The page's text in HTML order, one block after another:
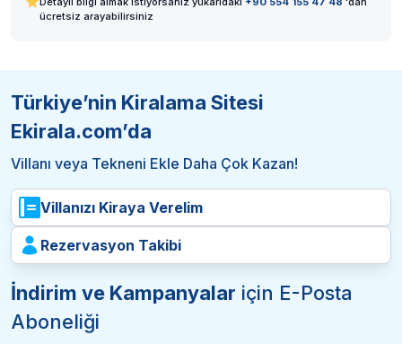
ücretsiz arayabilirsiniz
Türkiye’nin Kiralama Sitesi
Ekirala.com’da
Villanı veya Tekneni Ekle Daha Çok Kazan!
Villanızı Kiraya Verelim
Rezervasyon Takibi
İndirim ve Kampanyalar için E-Posta
Aboneliği